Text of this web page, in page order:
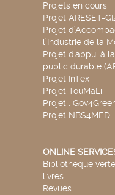
Projets en cours
Projet ARESET-
Projet
l’Industrie de la
Projet d'appui à
public durable
Projet InTex
Projet TouMaLi
Projet :
Projet NBS4MED
ONLINE
Bibliothèque verte
livres
Revues